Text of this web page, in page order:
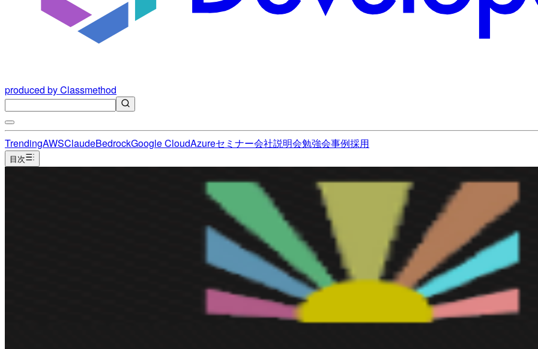
produced by Classmethod
TrendingAWSClaudeBedrockGoogle CloudAzureセミナー会社説明会勉強会事例採用
目次